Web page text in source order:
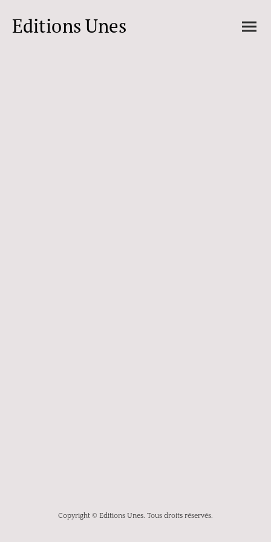
Editions Unes
Copyright © Editions Unes. Tous droits réservés.